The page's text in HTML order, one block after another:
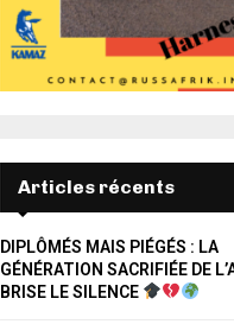
Articles récents
DIPLÔMÉS MAIS PIÉGÉS : LA
GÉNÉRATION SACRIFIÉE DE
BRISE LE SILENCE